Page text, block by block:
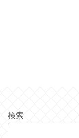
検索